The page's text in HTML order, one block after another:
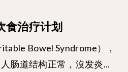
食治疗计划
Bowel Syndrome），
肠道结构正常，沒发炎...